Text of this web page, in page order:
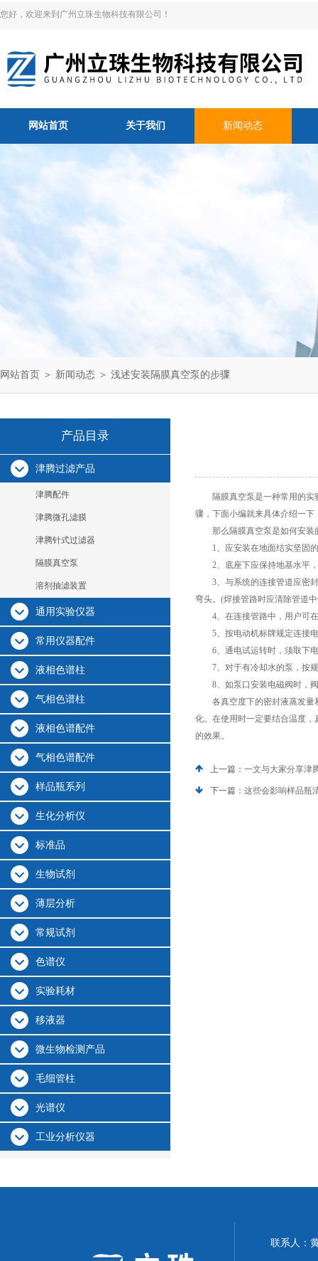
您好，欢迎来到广州立珠生物科技有限公司！
网站首页 关于我们 新闻动态
网站首页 ＞ 新闻动态 ＞ 浅述安装隔膜真空泵的步骤
产品目录
津腾过滤产品
津腾配件
津腾微孔滤膜
津腾针式过滤器
隔膜真空泵
溶剂抽滤装置
通用实验仪器
常用仪器配件
液相色谱柱
气相色谱柱
液相色谱配件
气相色谱配件
样品瓶系列
生化分析仪
标准品
生物试剂
薄层分析
常规试剂
色谱仪
实验耗材
移液器
微生物检测产品
毛细管柱
光谱仪
工业分析仪器
隔膜真空泵是一种常用的实
骤，下面小编就来具体介绍一
那么隔膜真空泵是如何安装
1、应安装在地面结实坚固的
2、底座下应保持地基水平，
3、与系统的连接管道应密封
弯头。(焊接管路时应清除管道
4、在连接管路中，用户可在
5、按电动机标牌规定连接电
6、通电试运转时，须取下电
7、对于有冷却水的泵，按规
8、如泵口安装电磁阀时，阀
各真空度下的密封液蒸发量和
化。在使用时一定要结合温度
的效果。
上一篇： 一文与大家分享津
下一篇： 这些会影响样品瓶
联系人：